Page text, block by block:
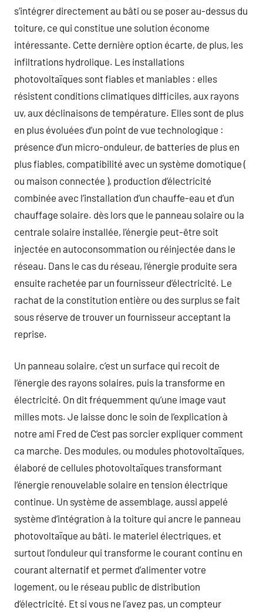
s’intégrer directement au bâti ou se poser au-dessus du
toiture, ce qui constitue une solution économe
intéressante. Cette dernière option écarte, de plus, les
infiltrations hydrolique. Les installations
photovoltaïques sont fiables et maniables : elles
résistent conditions climatiques difficiles, aux rayons
uv, aux déclinaisons de température. Elles sont de plus
en plus évoluées d’un point de vue technologique :
présence d’un micro-onduleur, de batteries de plus en
plus fiables, compatibilité avec un système domotique (
ou maison connectée ), production d’électricité
combinée avec l’installation d’un chauffe-eau et d’un
chauffage solaire. dès lors que le panneau solaire ou la
centrale solaire installée, l’énergie peut-être soit
injectée en autoconsommation ou réinjectée dans le
réseau. Dans le cas du réseau, l’énergie produite sera
ensuite rachetée par un fournisseur d’électricité. Le
rachat de la constitution entière ou des surplus se fait
sous réserve de trouver un fournisseur acceptant la
reprise.
Un panneau solaire, c’est un surface qui recoit de
l’énergie des rayons solaires, puis la transforme en
électricité. On dit fréquemment qu’une image vaut
milles mots. Je laisse donc le soin de l’explication à
notre ami Fred de C’est pas sorcier expliquer comment
ca marche. Des modules, ou modules photovoltaïques,
élaboré de cellules photovoltaïques transformant
l’énergie renouvelable solaire en tension électrique
continue. Un système de assemblage, aussi appelé
système d’intégration à la toiture qui ancre le panneau
photovoltaïque au bâti. le materiel électriques, et
surtout l’onduleur qui transforme le courant continu en
courant alternatif et permet d’alimenter votre
logement, ou le réseau public de distribution
d’électricité. Et si vous ne l’avez pas, un compteur